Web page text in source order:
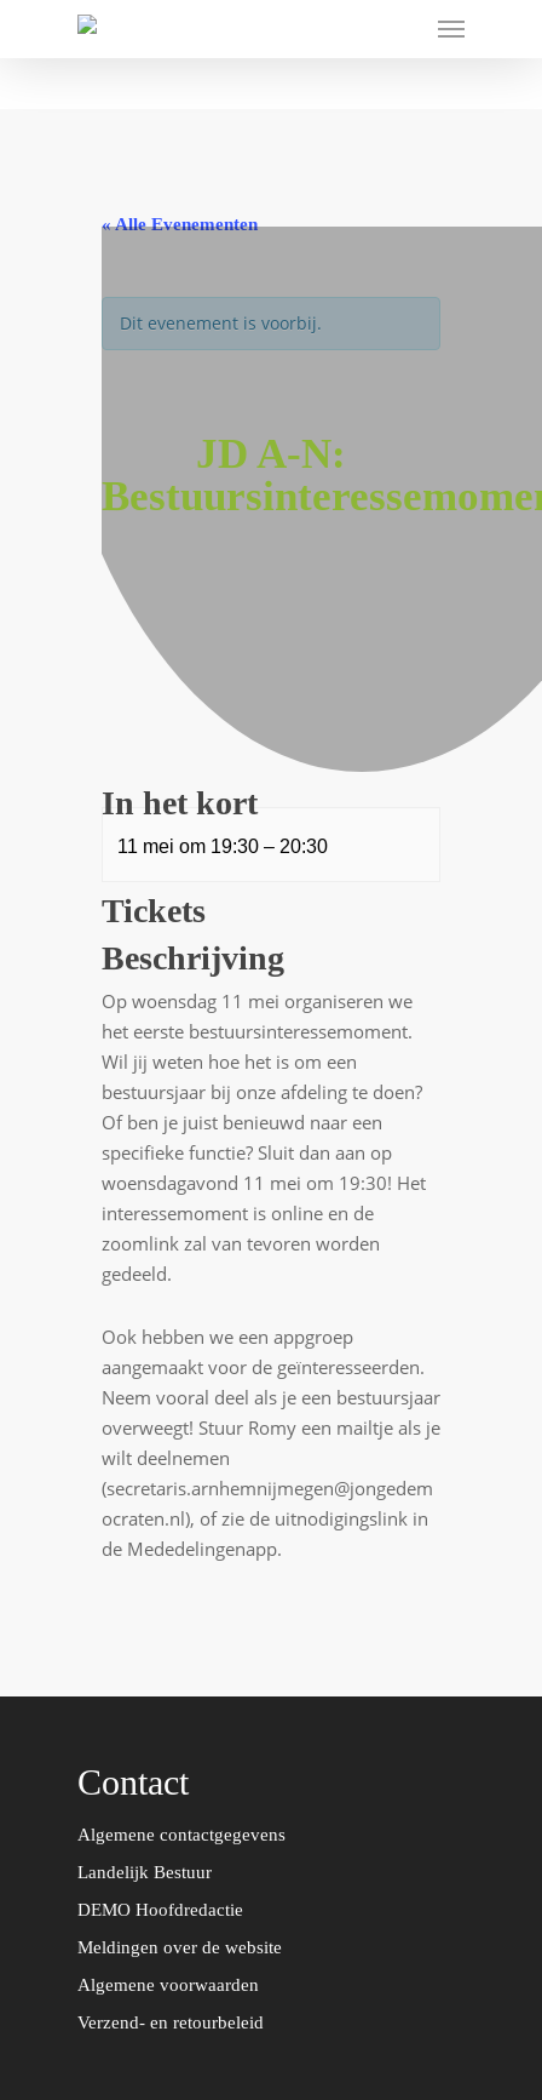
« Alle Evenementen
Dit evenement is voorbij.
JD A-N:
In het kort
11 mei om 19:30 – 20:30
Tickets
Beschrijving
Op woensdag 11 mei organiseren we
het eerste bestuursinteressemoment.
Wil jij weten hoe het is om een
bestuursjaar bij onze afdeling te doen?
Of ben je juist benieuwd naar een
specifieke functie? Sluit dan aan op
woensdagavond 11 mei om 19:30! Het
interessemoment is online en de
zoomlink zal van tevoren worden
gedeeld.
Ook hebben we een appgroep
aangemaakt voor de geïnteresseerden.
Neem vooral deel als je een bestuursjaar
overweegt! Stuur Romy een mailtje als je
wilt deelnemen
(secretaris.arnhemnijmegen@jongedem
ocraten.nl), of zie de uitnodigingslink in
de Mededelingenapp.
Contact
Algemene contactgegevens
Landelijk Bestuur
DEMO Hoofdredactie
Meldingen over de website
Algemene voorwaarden
Verzend- en retourbeleid